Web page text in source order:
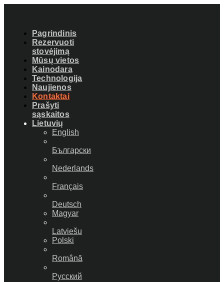
Pagrindinis
Rezervuoti
stovėjimą
Mūsų vietos
Kainodara
Technologija
Naujienos
Kontaktai
Prašyti
sąskaitos
Lietuvių
English
Български
Nederlands
Français
Deutsch
Magyar
Latviešu
Polski
Română
Русский